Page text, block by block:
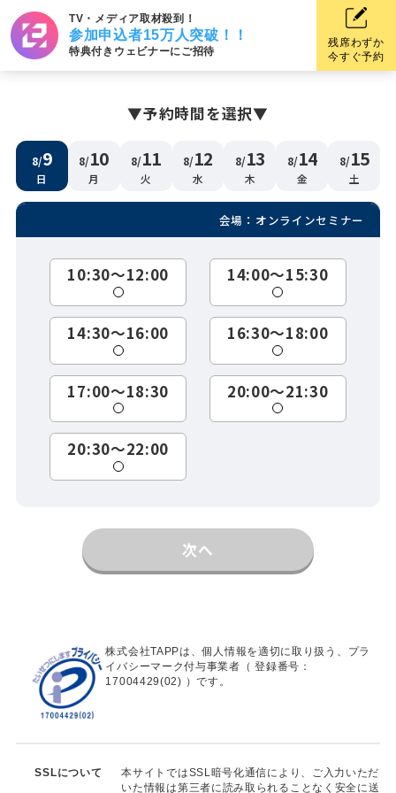
TV・メディア取材殺到！
参加申込者15万人突破！！
特典付きウェビナーにご招待
残席わずか
今すぐ予約
▼予約時間を選択▼
8/9
日
8/10
月
8/11
火
8/12
水
8/13
木
8/14
金
8/15
土
会場：オンラインセミナー
10:30～12:00 14:00～15:30
14:30～16:00 16:30～18:00
17:00～18:30 20:00～21:30
20:30～22:00
次へ
株式会社TAPPは、個人情報を適切に取り扱う、プラ
イバシーマーク付与事業者（ 登録番号：
17004429(02) ）です。
SSLについて
本サイトではSSL暗号化通信により、ご入力いただ
いた情報は第三者に読み取られることなく安全に送